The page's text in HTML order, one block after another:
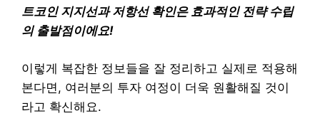
트코인 지지선과 저항선 확인은 효과적인 전략 수립
의 출발점이에요!
이렇게 복잡한 정보들을 잘 정리하고 실제로 적용해
본다면, 여러분의 투자 여정이 더욱 원활해질 것이
라고 확신해요.